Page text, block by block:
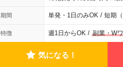
期間 単発・1日のみOK / 短期（
特徴 週1日からOK / 副業・W
気になる！